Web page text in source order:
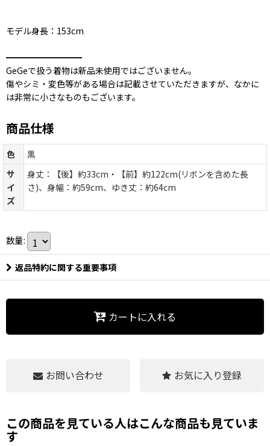
モデル身長：153cm
━━━━━━━━━
GeGeで扱う着物は新品未使用ではございません。
傷やシミ・変色等がある場合は記載させていただきますが、なかに
は非常に小さなものもございます。
商品仕様
色
黒
サ
イ
ズ
身丈：【後】約33cm・【前】約122cm(リボンを含めた長
さ)、身幅：約59cm、ゆき丈：約64cm
数量:
返品特約に関する重要事項
カートに入れる
お問い合わせ お気に入り登録
この商品を見ている人はこんな商品も見ていま
す